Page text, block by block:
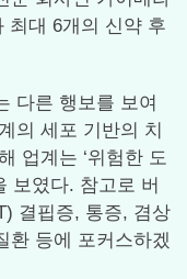
최대 6개의 신약 후
다른 행보를 보여
의 세포 기반의 치
업계는 ‘위험한 도
보였다. 참고로 버
결핍증, 통증, 겸상
환 등에 포커스하겠